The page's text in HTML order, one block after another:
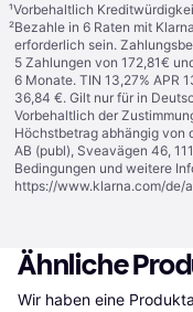
¹Vorbehaltlich
²Bezahle in 6 Raten mit
erforderlich sein.
5 Zahlungen von 172,81€
6 Monate. TIN 13,27% APR
36,84 €. Gilt nur für in
Vorbehaltlich der
Höchstbetrag abhängig von
AB (publ), Sveavägen 46,
Bedingungen und weitere
https://www.klarna.com/de/
Ähnliche
Wir haben eine